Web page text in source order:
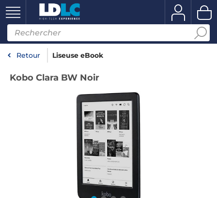
Retour Liseuse eBook
Kobo Clara BW Noir